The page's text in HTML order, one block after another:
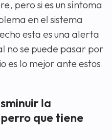
pero si es un síntoma
en el sistema
esta es una alerta
no se puede pasar por
es lo mejor ante estos
la
que tiene